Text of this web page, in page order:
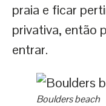
praia e ficar
privativa, então
entrar.
Boulders beach